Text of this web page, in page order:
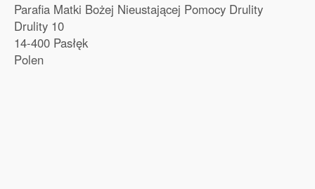
Parafia Matki Bożej Nieustającej Pomocy Drulity
Drulity 10
14-400 Pasłęk
Polen